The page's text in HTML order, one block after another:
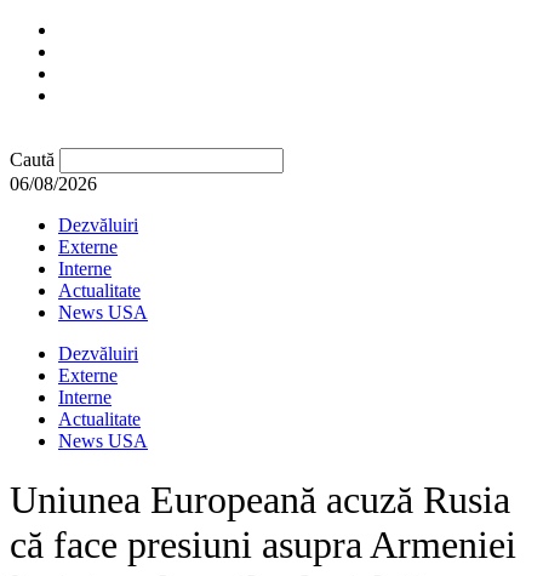
Caută
06/08/2026
Dezvăluiri
Externe
Interne
Actualitate
News USA
Dezvăluiri
Externe
Interne
Actualitate
News USA
Uniunea Europeană acuză Rusia
că face presiuni asupra Armeniei